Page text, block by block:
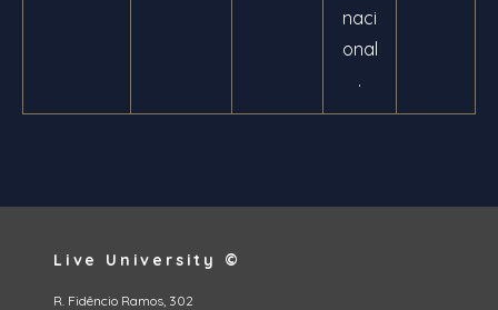
naci
onal
.
Live University ©
R. Fidêncio Ramos, 302